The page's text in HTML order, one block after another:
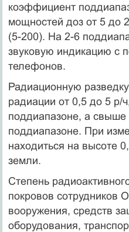
коэффициент
мощностей доз от 5 до
(5-200). На 2-6
звуковую индикацию с
телефонов.
Радиационную
радиации от 0,5 до 5 р/
поддиапазоне, а свыше
поддиапазоне. При
находиться на высоте
земли.
Степень
покровов сотрудников
вооружения, средств
оборудования,